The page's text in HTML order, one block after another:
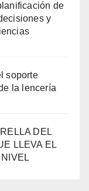
de
y
soporte
la lencería
DEL
LLEVA EL